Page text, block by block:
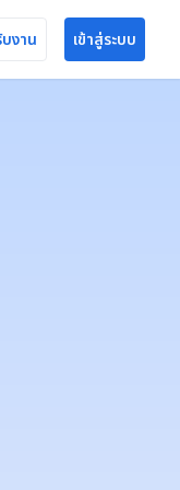
บงาน เข้าสู่ระบบ